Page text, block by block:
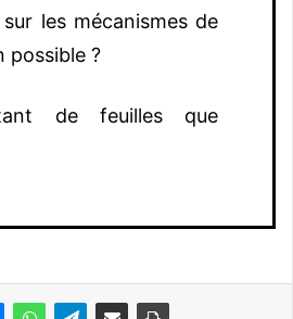
les mécanismes de
possible ?
de feuilles que